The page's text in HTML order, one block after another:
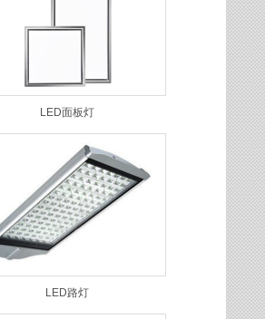
LED面板灯
LED路灯